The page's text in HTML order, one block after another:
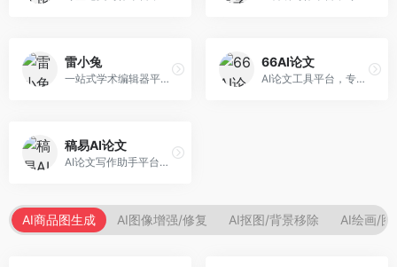
雷小兔
一站式学术编辑器平台，覆盖论文写作全流程。面向高校学生和科研人员，提供选题分析、文献检索、论文生成、查重降重等服务，操作流程清晰，学术写作效率显著提升。
66AI论文
AI论文工具平台，专注于高质量低查重论文生成。面向大学生和研究生，提供论文写作、降重修改等服务，生成内容原创度高，查重率低。
稿易AI论文
AI论文写作助手平台，提供智能化学术写作支持。面向高校学生，支持多种论文类型生成，提供参考文献管理和格式规范服务，操作流程简单。
AI商品图生成 AI图像增强/修复 AI抠图/背景移除 AI绘画/图